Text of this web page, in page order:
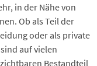
in der Nähe von
Ob als Teil der
oder als private
auf vielen
Bestandteil